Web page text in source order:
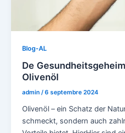
Blog-AL
De
Olivenöl
admin/6 septembre 2024
Olivenöl – ein Schatz der
schmeckt, sondern auch